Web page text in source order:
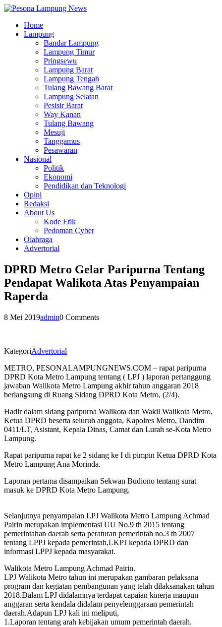
Home
Lampung
Bandar Lampung
Lampung Timur
Pringsewu
Lampung Barat
Lampung Tengah
Tulang Bawang Barat
Lampung Selatan
Pesisir Barat
Way Kanan
Tulang Bawang
Mesuji
Tanggamus
Pesawaran
Nasional
Politik
Ekonomi
Pendidikan dan Teknologi
Opini
Redaksi
About Us
Kode Etik
Pedoman Cyber
Olahraga
Advertorial
DPRD Metro Gelar Paripurna Tentang
Pendapat Walikota Atas Penyampaian
Raperda
8 Mei 2019admin0 Comments
KategoriAdvertorial
METRO, PESONALAMPUNGNEWS.COM – rapat paripurna
DPRD Kota Metro Lampung tentang ( LPJ ) laporan pertanggung
jawaban Walikota Metro Lampung akhir tahun anggaran 2018
berlangsung di Ruang Sidang DPRD Kota Metro, (2/4).
Hadir dalam sidang paripurna Walikota dan Wakil Walikota Metro,
Ketua DPRD beserta seluruh anggota, Kapolres Metro, Dandim
0411/LT, Asistant, Kepala Dinas, Camat dan Lurah se-Kota Metro
Lampung.
Rapat paripurna rapat ke 2 sidang ke I di pimpin Ketua DPRD Kota
Metro Lampung Ana Morinda.
Laporan pertama disampaikan Sekwan Budiono tentang surat
masuk ke DPRD Kota Metro Lampung.
Selanjutnya penyampaian LPJ Walikota Metro Lampung Achmad
Pairin merupakan implementasi UU No.9 th 2015 tentang
pemerintahan daerah serta peraturan pemerintah no.3 th 2007
tentang LPPJ kepada pemerintah,LKPJ kepada DPRD dan
informasi LPPJ kepada masyarakat.
Walikota Metro Lampung Achmad Pairin.
LPJ Walikota Metro tahun ini merupakan gambaran pelaksana
program dan kegiatan pembangunan yang telah dilaksanakan tahun
2018.Dalam LPJ didalamnya terdapat capaian kinerja maupun
anggaran serta kendala didalam penyelenggaraan pemerintah
daerah.Adapun LPJ kali ini meliputi,
1.Laporan tentang arah kebijakan umum pemerintah daerah.